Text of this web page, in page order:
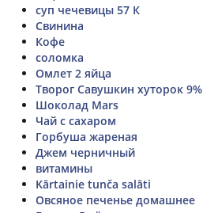
суп чечевицы 57 К
Свинина
Кофе
соломка
Омлет 2 яйца
Творог Савушкин хуторок 9%
Шоколад Mars
Чай с сахаром
Горбуша жареная
Джем черничный
витамины
Kārtainie tunča salāti
Овсяное печенье домашнее